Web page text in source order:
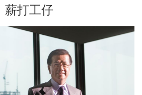
薪打工仔